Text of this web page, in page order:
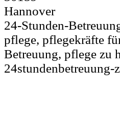
Hannover
24-Stunden-
pflege, pflegekräfte
Betreuung, pflege zu
24stundenbetreuung-